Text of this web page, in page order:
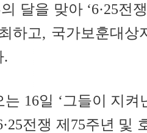
달을 맞아 ‘6·25전
하고, 국가보훈대
.
16일 ‘그들이 지
전쟁 제75주년 및